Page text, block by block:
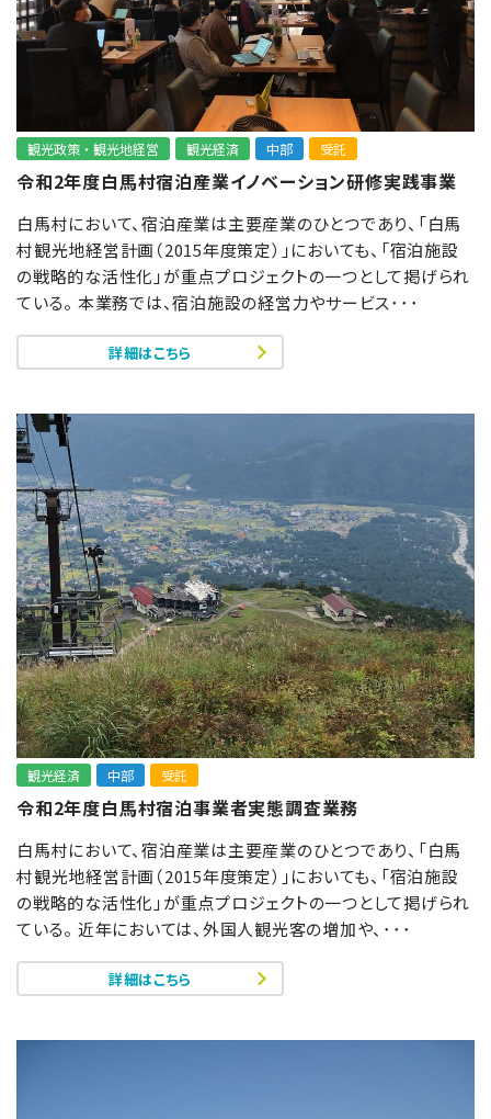
観光政策・観光地経営 観光経済 中部 受託
令和2年度白馬村宿泊産業イノベーション研修実践事業
白馬村において、宿泊産業は主要産業のひとつであり、「白馬
村観光地経営計画（2015年度策定）」においても、「宿泊施設
の戦略的な活性化」が重点プロジェクトの一つとして掲げられ
ている。 本業務では、宿泊施設の経営力やサービス･･･
詳細はこちら
観光経済 中部 受託
令和2年度白馬村宿泊事業者実態調査業務
白馬村において、宿泊産業は主要産業のひとつであり、「白馬
村観光地経営計画（2015年度策定）」においても、「宿泊施設
の戦略的な活性化」が重点プロジェクトの一つとして掲げられ
ている。 近年においては、外国人観光客の増加や、･･･
詳細はこちら